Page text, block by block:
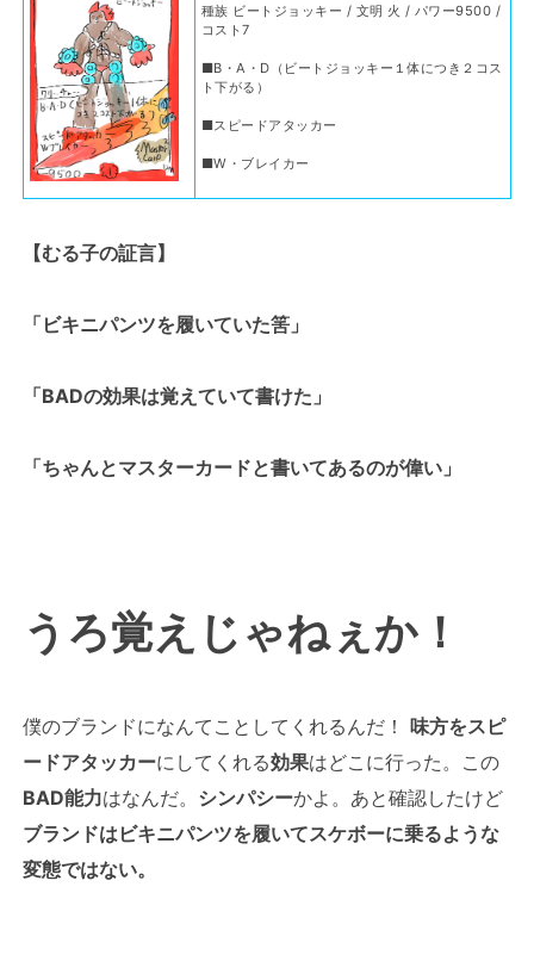
種族 ビートジョッキー / 文明 火 / パワー9500 /
コスト7
■B・A・D（ビートジョッキー１体につき２コス
ト下がる）
■スピードアタッカー
■W・ブレイカー
【むる子の証言】
「ビキニパンツを履いていた筈」
「BADの効果は覚えていて書けた」
「ちゃんとマスターカードと書いてあるのが偉い」
うろ覚えじゃねぇか！
僕のブランドになんてことしてくれるんだ！ 味方をスピ
ードアタッカーにしてくれる効果はどこに行った。この
BAD能力はなんだ。 シンパシーかよ。あと確認したけど
ブランドはビキニパンツを履いてスケボーに乗るような
変態ではない。